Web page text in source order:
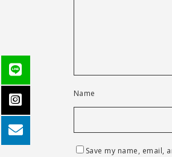
Name
Save my name, email,